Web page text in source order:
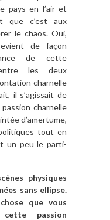
pays en l’air et
que c’est aux
le chaos. Oui,
de façon
de cette
les deux
charnelle
il s’agissait de
charnelle
d’amertume,
tout en
un peu le parti-
physiques
sans ellipse.
que vous
passion